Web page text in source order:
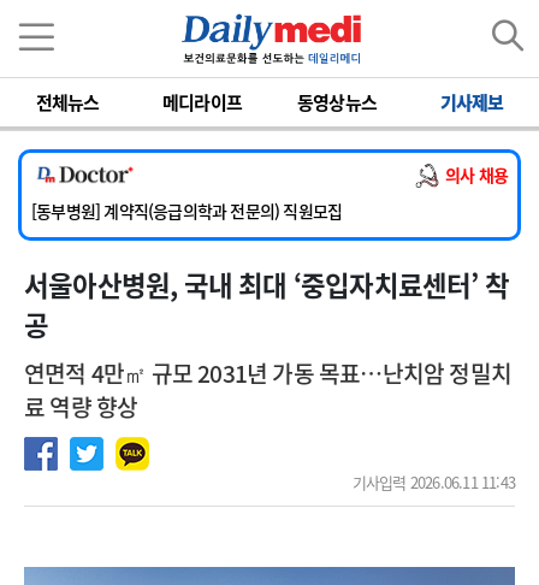
전체뉴스 메디라이프 동영상뉴스 기사제보
의사 채용
[서울아산병원] 2026년 하반기 인턴 모집
[영남대학교의료원] 마취통증의학과 임기제 임상의사 채용
[충남대학교병원] 소아청소년과(소아응급전담) 계약직 의사 공개채용
[동부병원] 계약직(응급의학과 전문의) 직원모집
[이대목동병원] 하반기 전공의(레지던트1년차) 모집
[서울아산병원] 2026년 하반기 인턴 모집
[영남대학교의료원] 마취통증의학과 임기제 임상의사 채용
서울아산병원, 국내 최대 ‘중입자치료센터’ 착
공
연면적 4만㎡ 규모 2031년 가동 목표…난치암 정밀치
료 역량 향상
기사입력 2026.06.11 11:43